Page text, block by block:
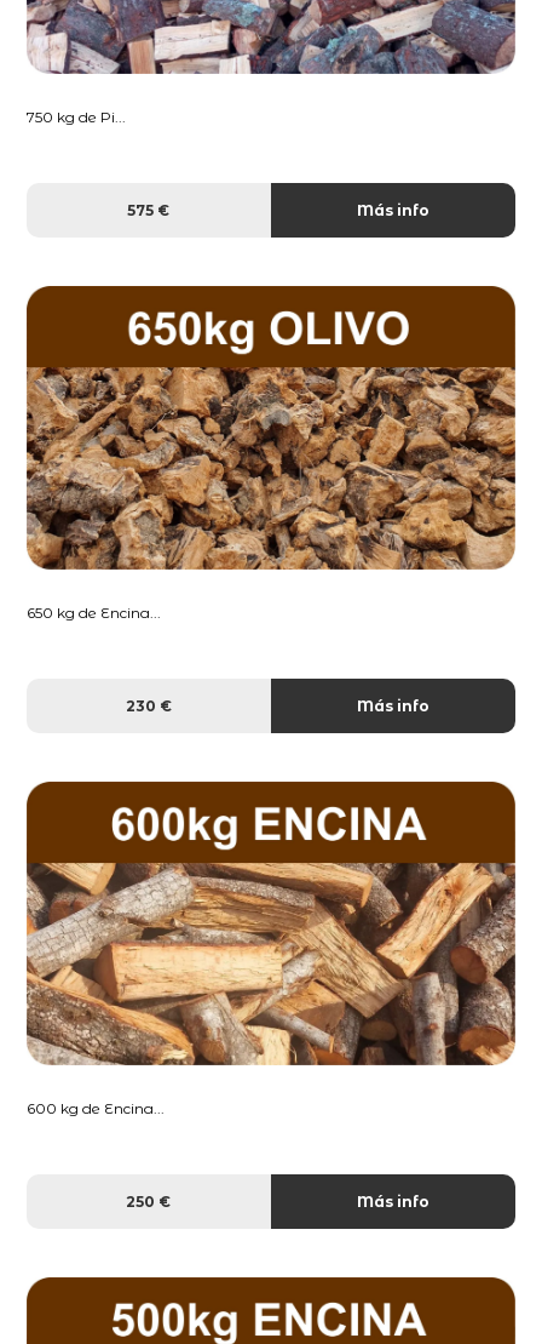
750 kg de Pi...
575 € Más info
650 kg de Encina...
230 € Más info
600 kg de Encina...
250 € Más info